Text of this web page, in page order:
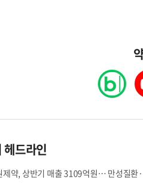
헤드라인
제약, 상반기 매출 3109억원… 만성질환